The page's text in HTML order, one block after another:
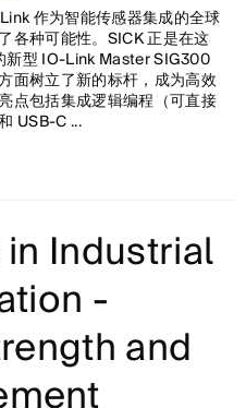
作为智能传感器集成的全球
各种可能性。SICK 正是在这
新型 IO-Link Master SIG300
面树立了新的标杆，成为高效
点包括集成逻辑编程（可直接
USB-C ...
Industrial
-
and